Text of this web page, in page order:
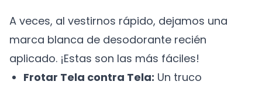
A veces, al vestirnos rápido, dejamos una
marca blanca de desodorante recién
aplicado. ¡Estas son las más fáciles!
Frotar Tela contra Tela: Un truco